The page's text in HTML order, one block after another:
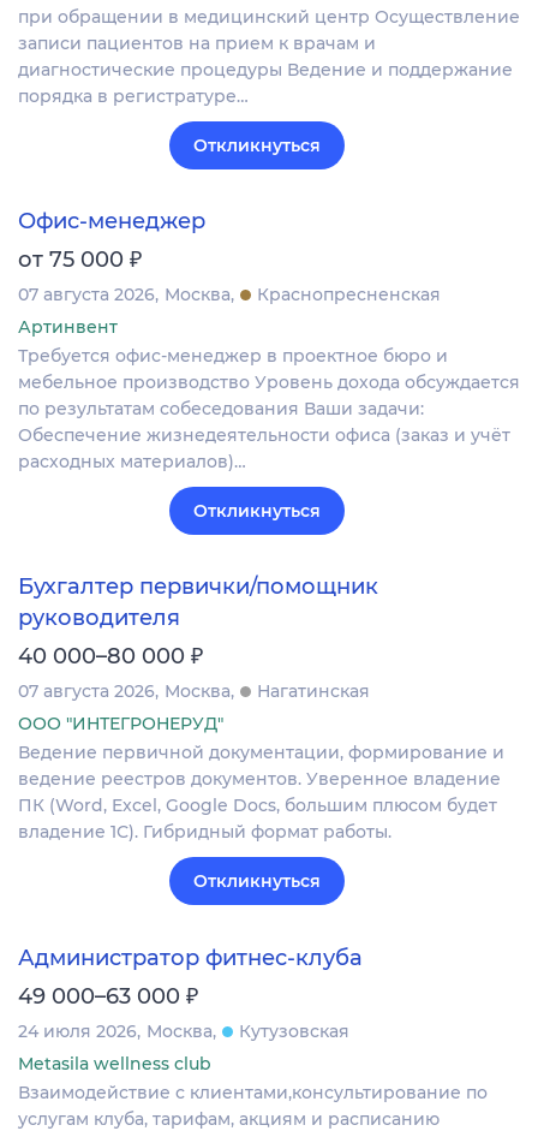
при обращении в медицинский центр Осуществление
записи пациентов на прием к врачам и
диагностические процедуры Ведение и поддержание
порядка в регистратуре…
Откликнуться
Офис-менеджер
от 75 000 ₽
07 августа 2026 Москва
Краснопресненская
Артинвент
Требуется офис-менеджер в проектное бюро и
мебельное производство Уровень дохода обсуждается
по результатам собеседования Ваши задачи:
Обеспечение жизнедеятельности офиса (заказ и учёт
расходных материалов)…
Откликнуться
Бухгалтер первички/помощник
руководителя
40 000–80 000 ₽
07 августа 2026 Москва
Нагатинская
ООО "ИНТЕГРОНЕРУД"
Ведение первичной документации, формирование и
ведение реестров документов. Уверенное владение
ПК (Word, Excel, Google Docs, большим плюсом будет
владение 1С). Гибридный формат работы.
Откликнуться
Администратор фитнес-клуба
49 000–63 000 ₽
24 июля 2026 Москва
Кутузовская
Metasila wellness club
Взаимодействие с клиентами,консультирование по
услугам клуба, тарифам, акциям и расписанию